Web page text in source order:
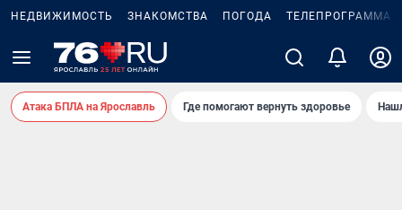
НЕДВИЖИМОСТЬ ЗНАКОМСТВА ПОГОДА ТЕЛЕПРОГРАММА
Атака БПЛА на Ярославль Где помогают вернуть здоровье